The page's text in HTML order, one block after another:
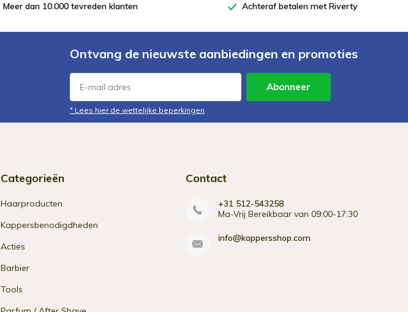
Meer dan 10.000 tevreden klanten Achteraf betalen met Riverty
Ontvang de nieuwste aanbiedingen en promoties
Abonneer
* Lees hier de wettelijke beperkingen
Categorieën
Haarproducten
Kappersbenodigdheden
Acties
Barbier
Tools
Contact
+31 512-543258
Ma-Vrij Bereikbaar van 09:00-17:30
info@kappersshop.com